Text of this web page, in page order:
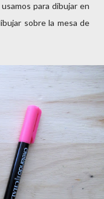
para dibujar en
sobre la mesa de